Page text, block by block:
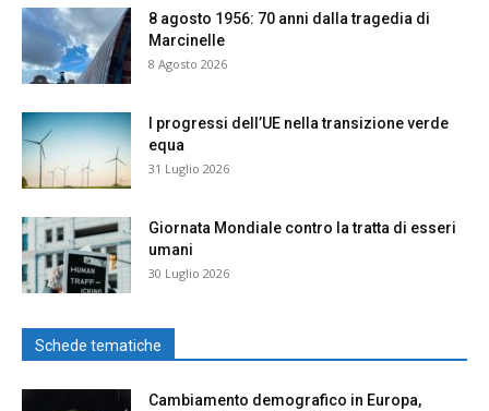
8 agosto 1956: 70 anni dalla tragedia di
Marcinelle
8 Agosto 2026
I progressi dell’UE nella transizione verde
equa
31 Luglio 2026
Giornata Mondiale contro la tratta di esseri
umani
30 Luglio 2026
Schede tematiche
Cambiamento demografico in Europa,